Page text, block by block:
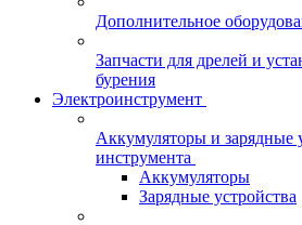
Дополнительное
Запчасти для дрелей и
бурения
Электроинструмент
Аккумуляторы и зарядные
инструмента
Аккумуляторы
Зарядные устройства